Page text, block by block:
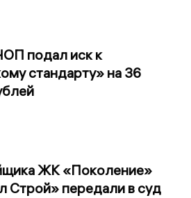
подал иск к
стандарту» на 36
ЖК «Поколение»
Строй» передали в суд